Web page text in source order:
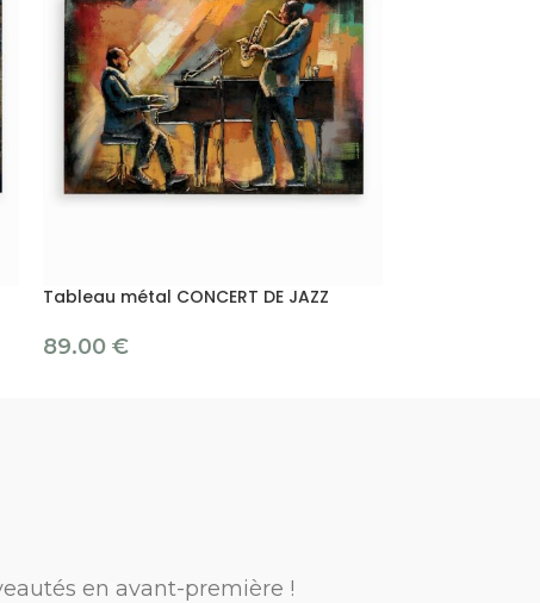
Tableau métal CONCERT DE JAZZ
89.00 €
en avant-première !